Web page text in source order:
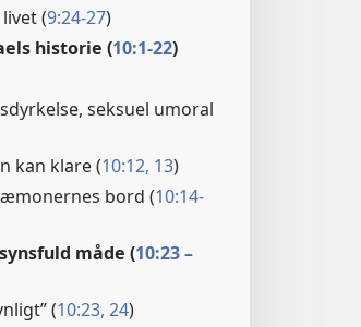
(9:24-27)
historie (10:1-22)
seksuel umoral
kan klare (10:12, 13)
bord (10:14-
måde (10:23 –
(10:23, 24)